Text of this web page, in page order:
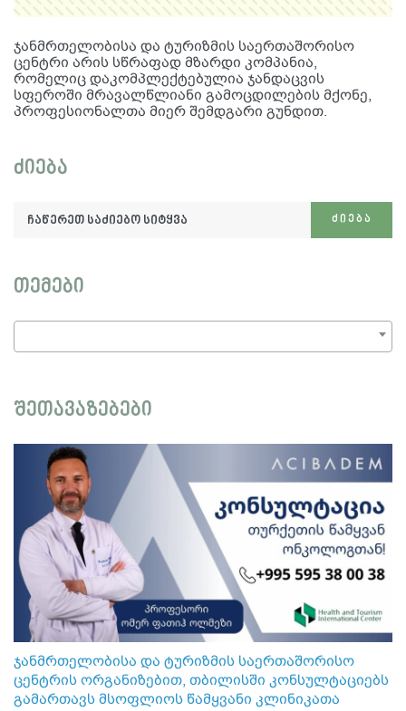
ჯანმრთელობისა და ტურიზმის საერთაშორისო
ცენტრი არის სწრაფად მზარდი კომპანია,
რომელიც დაკომპლექტებულია ჯანდაცვის
სფეროში მრავალწლიანი გამოცდილების მქონე,
პროფესიონალთა მიერ შემდგარი გუნდით.
ძიება
ჩაწერეთ
საძიებო
ᲫᲘᲔᲑᲐ
თემები
შეთავაზებები
ჯანმრთელობისა და ტურიზმის საერთაშორისო
ცენტრის ორგანიზებით, თბილისში კონსულტაციებს
გამართავს მსოფლიოს წამყვანი კლინიკათა